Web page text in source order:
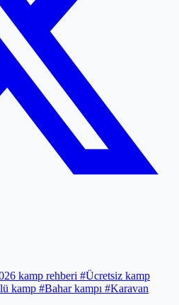
kamp rehberi #Ücretsiz kamp
kamp #Bahar kampı #Karavan